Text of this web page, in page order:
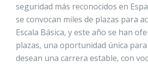
seguridad más reconocidos en
se convocan miles de plazas para
Escala Básica, y este año se han
plazas, una oportunidad única
desean una carrera estable, con